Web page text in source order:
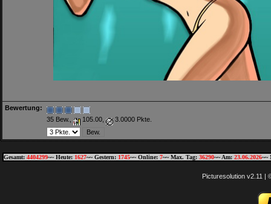
Bewertung:
35 Bew.,
105.00, 3.0000 Pkte.
Gesamt: 4404299~~ Heute: 1627~~ Gestern: 1745~~ Online: 7~~ Max. Tag: 36290~~ Am: 23.06.2026~~
Picturesolution v2.11 |